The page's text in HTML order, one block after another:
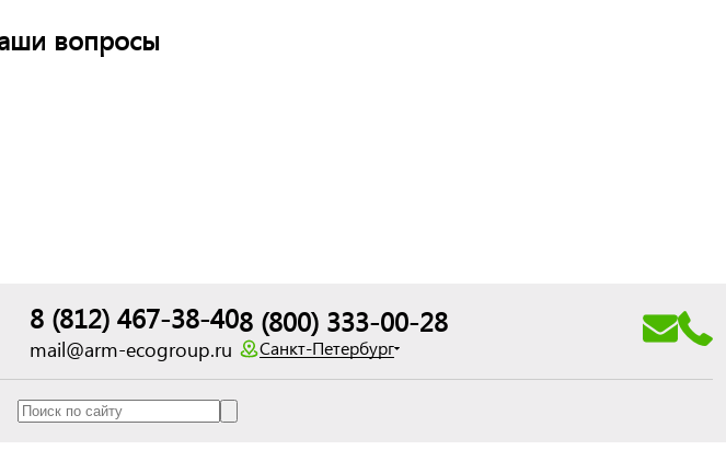
вопросы
8 (812) 467-38-40
mail@arm-ecogroup.ru
8 (800) 333-00-28
Санкт-Петербург